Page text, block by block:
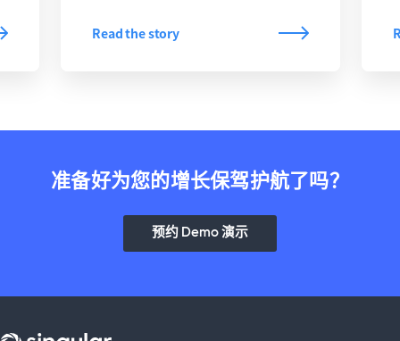
Read the story
准备好为您的增长保驾护航了吗？
预约 Demo 演示